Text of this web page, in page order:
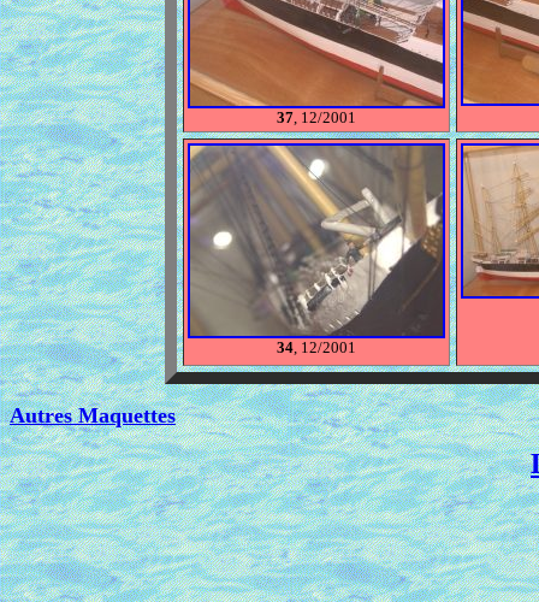
37, 12/2001
34, 12/2001
Autres Maquettes